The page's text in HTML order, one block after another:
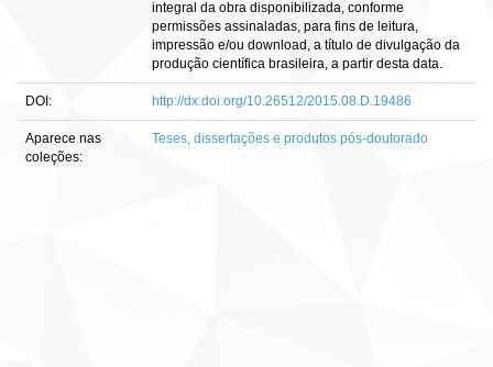
integral da obra disponibilizada, conforme
permissões assinaladas, para fins de leitura,
impressão e/ou download, a título de divulgação da
produção científica brasileira, a partir desta data.
DOI: http://dx.doi.org/10.26512/2015.08.D.19486
Aparece nas
coleções:
Teses, dissertações e produtos pós-doutorado